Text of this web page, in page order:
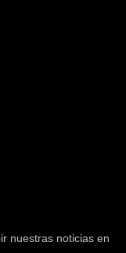
nuestras noticias en